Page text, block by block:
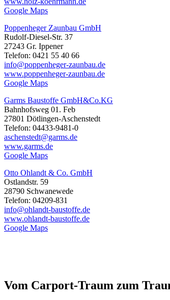
Google Maps
Poppenheger Zaunbau GmbH
Rudolf-Diesel-Str. 37
27243 Gr. Ippener
Telefon: 0421 55 40 66
info@poppenheger-zaunbau.de
www.poppenheger-zaunbau.de
Google Maps
Garms Baustoffe GmbH&Co.KG
Bahnhofsweg 01. Feb
27801 Dötlingen-Aschenstedt
Telefon: 04433-9481-0
aschenstedt@garms.de
www.garms.de
Google Maps
Otto Ohlandt & Co. GmbH
Ostlandstr. 59
28790 Schwanewede
Telefon: 04209-831
info@ohlandt-baustoffe.de
www.ohlandt-baustoffe.de
Google Maps
Vom Carport-Traum zum